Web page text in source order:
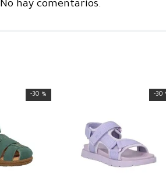
No hay comentarios.
-30 % -30